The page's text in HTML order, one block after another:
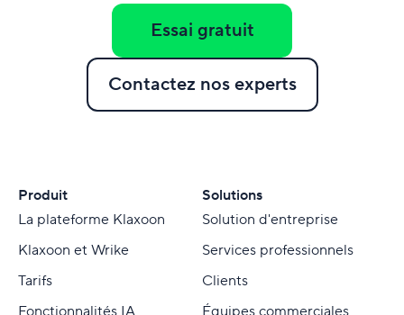
Essai gratuit
Contactez nos experts
Produit
La plateforme Klaxoon
Klaxoon et Wrike
Tarifs
Fonctionnalités IA
Solutions
Solution d'entreprise
Services professionnels
Clients
Équipes commerciales